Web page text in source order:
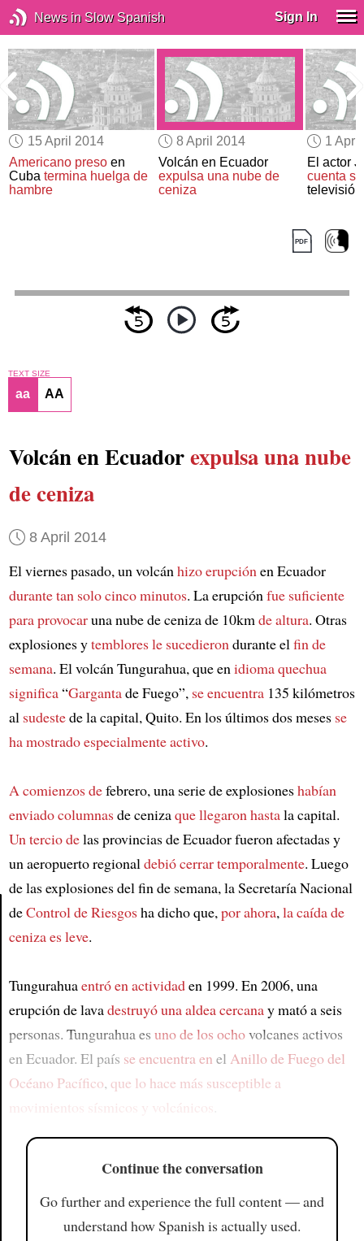
News in Slow Spanish Sign In
15 April 2014
Americano preso en
Cubatermina huelga de
hambre
8 April 2014
Volcán en Ecuador
expulsa una nube de
ceniza
1
El actor
cuenta
televisión
Article
TEXT SIZE
aa AA
Volcán en Ecuadorexpulsa una nube
de ceniza
8 April 2014
El viernes pasado, un volcánhizo erupciónen Ecuador
durante tan solo cinco minutos. La erupciónfue suficiente
para provocaruna nube de ceniza de 10kmde altura. Otras
explosiones ytemblores le sucedierondurante elfin de
semana. El volcán Tungurahua, que enidioma quechua
significa“Gargantade Fuego”, se encuentra135 kilómetros
al sudestede la capital, Quito. En los últimos dos meses se
ha mostrado especialmente activo.
A comienzos defebrero, una serie de explosioneshabían
enviado columnasde cenizaque llegaron hastala capital.
Un tercio delas provincias de Ecuador fueron afectadas y
un aeropuerto regionaldebió cerrar temporalmente. Luego
de las explosiones del fin de semana, la Secretaría Nacional
deControl de Riesgosha dicho que,por ahora,la caída de
ceniza es leve.
Tungurahuaentró en actividaden 1999. En 2006, una
erupción de lavadestruyó una aldea cercanay mató a seis
personas. Tungurahua es uno de los ochovolcanes activos
en Ecuador. El país se encuentra en el Anillo de Fuego del
Océano Pacífico, que lo hace más susceptible a
movimientos sísmicos y volcánicos
Continue the conversation
Go further and experience the full content — and
understand how Spanish is actually used.